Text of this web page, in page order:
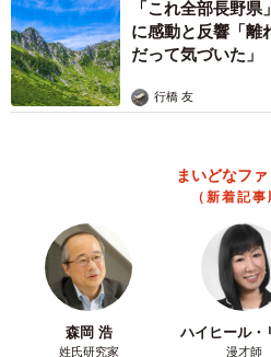
「これ全部長野
に感動と反響「離
だって気づいた」
行橋 友
まいどなフ
（新着記事
森岡 浩
姓氏研究家
ハイヒール・
漫才師